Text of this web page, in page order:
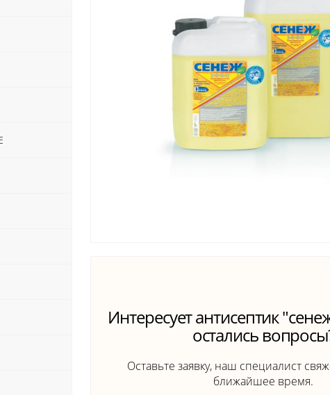
Интересует антисептик
остались
Оставьте заявку, наш специалист
ближайшее время.